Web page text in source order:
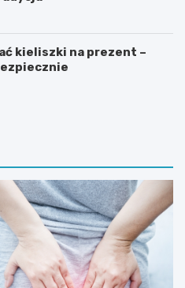
kieliszki na prezent –